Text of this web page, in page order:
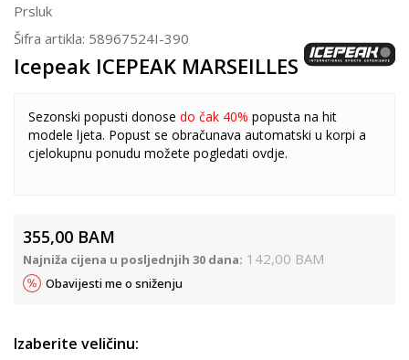
Prsluk
Šifra artikla: 58967524I-390
Icepeak ICEPEAK MARSEILLES
Sezonski popusti donose do čak 40% popusta na hit
modele ljeta. Popust se obračunava automatski u korpi a
cjelokupnu ponudu možete pogledati ovdje.
355,00 BAM
Najniža cijena u posljednjih 30 dana: 142,00 BAM
Obavijesti me o sniženju
Izaberite veličinu: